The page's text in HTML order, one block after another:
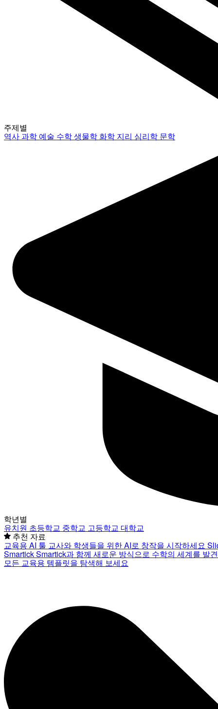
주제별
역사과학 예술 수학생물학 화학 지리 심리학 문학
학년별
유치원 초등학교 중학교 고등학교 대학교
추천 자료
교육용 AI 툴 교사와 학생들을 위한 AI로 창작을 시작하세요
SmartickSmartick과 함께 새로운 방식으로 수학의 세계를 발
모든 교육용 템플릿을 탐색해 보세요